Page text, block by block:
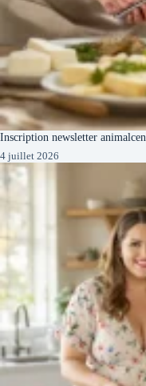
Inscription newsletter
4 juillet 2026